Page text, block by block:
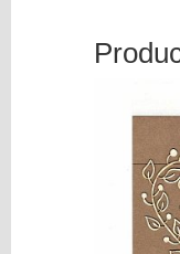
Redes
Facebook